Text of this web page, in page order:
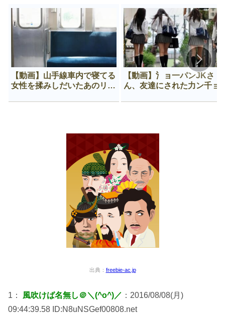
【動画】山手線車内で寝てる
女性を揉みしだいたあのリー
【動画】氵ョ一パンJKさ
ん、友達にされた力ン千ョ
出典： freebie-ac.jp
1： 風吹けば名無し＠＼(^o^)／ ：2016/08/08(月)
09:44:39.58 ID:N8uNSGef00808.net